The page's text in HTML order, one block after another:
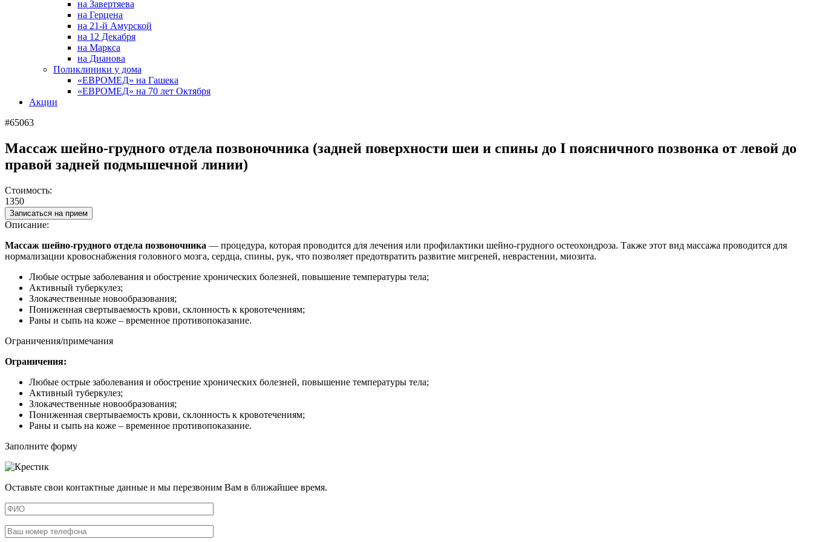
на Завертяева
на Герцена
на 21-й Амурской
на 12 Декабря
на Маркса
на Дианова
Поликлиники у дома
«ЕВРОМЕД» на Гашека
«ЕВРОМЕД» на 70 лет Октября
Акции
#65063
Массаж шейно-грудного отдела позвоночника (задней поверхности шеи и спины до I поясничного позвонка от левой до
правой задней подмышечной линии)
Стоимость:
1350
Записаться на прием
Описание:
Массаж шейно-грудного отдела позвоночника — процедура, которая проводится для лечения или профилактики шейно-грудного остеохондроза. Также этот вид массажа проводится для
нормализации кровоснабжения головного мозга, сердца, спины, рук, что позволяет предотвратить развитие мигреней, неврастении, миозита.
Любые острые заболевания и обострение хронических болезней, повышение температуры тела;
Активный туберкулез;
Злокачественные новообразования;
Пониженная свертываемость крови, склонность к кровотечениям;
Раны и сыпь на коже – временное противопоказание.
Ограничения/примечания
Ограничения:
Любые острые заболевания и обострение хронических болезней, повышение температуры тела;
Активный туберкулез;
Злокачественные новообразования;
Пониженная свертываемость крови, склонность к кровотечениям;
Раны и сыпь на коже – временное противопоказание.
Заполните форму
Оставьте свои контактные данные и мы перезвоним Вам в ближайшее время.